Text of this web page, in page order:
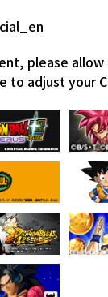
please
to adjust your